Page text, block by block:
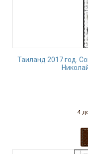
Таиланд 2017 год.
4